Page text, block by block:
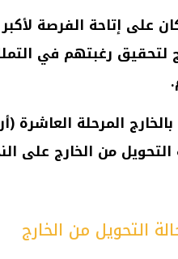
على إتاحة الفرصة
لتحقيق رغبتهم في
المرحلة العاشرة
من الخارج على
التحويل من الخارج